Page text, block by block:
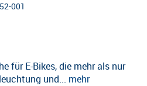
001
für E-Bikes, die mehr als nur
und... mehr